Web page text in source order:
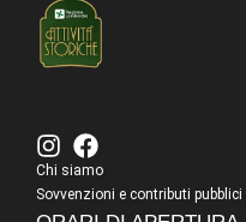
Chi siamo
Sovvenzioni e contributi pubblici